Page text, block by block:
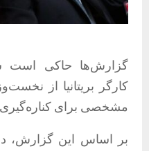
گزارش‌ها حاکی است
کارگر بریتانیا از
مشخصی برای کناره‌گیری